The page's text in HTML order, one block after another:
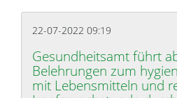
22-07-2022 09:19
Gesundheitsamt führt
Belehrungen zum
mit Lebensmitteln und